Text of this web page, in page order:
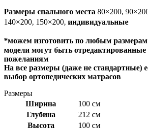
Размеры спального места 80×200,
140×200, 150×200, индивидуальные
*можем изготовить по любым
модели могут быть
пожеланиям
На все размеры (даже не стандартные)
выбор ортопедических матрасов
Размеры
Ширина
100 см
Глубина
212 см
Высота
100 см